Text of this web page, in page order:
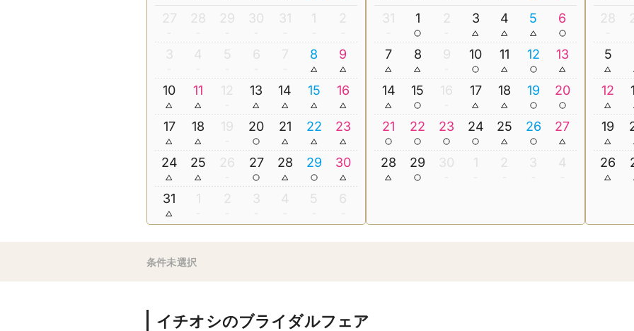
27 28 29 30 31 1 2
3 4 5 6 7 8 9
10 11 12 13 14 15 16
17 18 19 20 21 22 23
24 25 26 27 28 29 30
31 1 2 3 4 5 6
31 1 2 3 4 5 6
7 8 9 10 11 12 13
14 15 16 17 18 19 20
21 22 23 24 25 26 27
28 29 30 1 2 3 4
28
5
12
19
26
条件未選択
イチオシのブライダルフェア